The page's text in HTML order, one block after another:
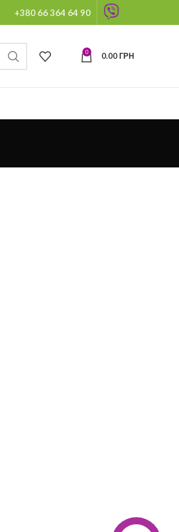
+380 66 364 64 90
0 0.00ГРН